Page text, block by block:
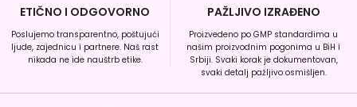
ETIČNO I ODGOVORNO
Poslujemo transparentno, poštujući
ljude, zajednicu i partnere. Naš rast
nikada ne ide nauštrb etike.
PAŽLJIVO IZRAĐENO
Proizvedeno po GMP standardima u
našim proizvodnim pogonima u BiH i
Srbiji. Svaki korak je dokumentovan,
svaki detalj pažljivo osmišljen.